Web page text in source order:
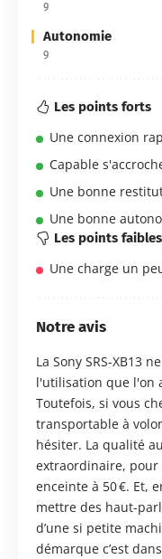
9
Autonomie
9
Les points forts
Une connexion
Capable
Une bonne
Une bonne
Les points faibles
Une charge un
Notre avis
La Sony SRS-XB13
l'utilisation que l'on
Toutefois, si vous
transportable à
hésiter. La qualité
extraordinaire, pour
enceinte à 50 €. Et,
mettre des haut-
d’une si petite
démarque c’est